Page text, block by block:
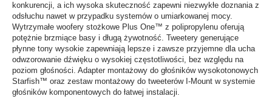
konkurencji, a ich wysoka skuteczność zapewni niezwykłe doznania z
odsłuchu nawet w przypadku systemów o umiarkowanej mocy.
Wytrzymałe woofery stożkowe Plus One™ z polipropylenu oferują
potężnie brzmiące basy i długą żywotność. Tweetery generujące
płynne tony wysokie zapewniają lepsze i zawsze przyjemne dla ucha
odwzorowanie dźwięku o wysokiej częstotliwości, bez względu na
poziom głośności. Adapter montażowy do głośników wysokotonowych
Starfish™ oraz zestaw montażowy do tweeterów I-Mount w systemie
głośników komponentowych do łatwej instalacji.